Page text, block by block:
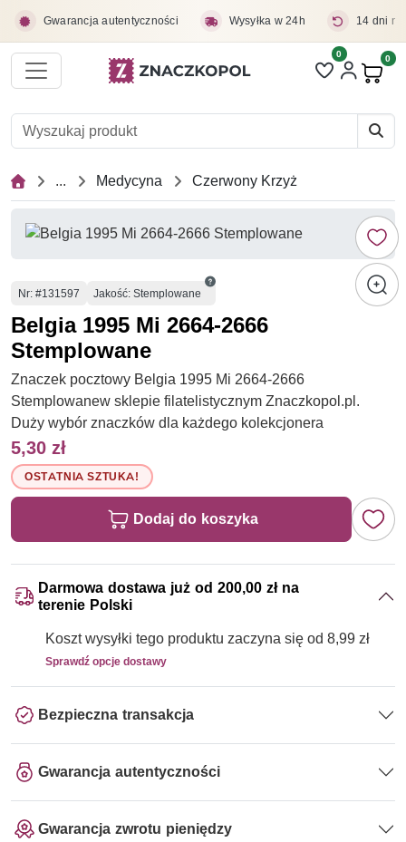
Gwarancja autentyczności Wysyłka w 24h 14 dni
Liczba pozycji
0 0
... Medycyna Czerwony Krzyż
Numer
Nr: #131597 Jakość: Stemplowane
Belgia 1995 Mi 2664-2666
Stemplowane
Znaczek pocztowy Belgia 1995 Mi 2664-2666
Stemplowanew sklepie filatelistycznym Znaczkopol.pl.
Duży wybór znaczków dla każdego kolekcjonera
5,30 zł
OSTATNIA SZTUKA!
Dodaj do koszyka
Darmowa dostawa już od 200,00 zł na
terenie Polski
Koszt wysyłki tego produktu zaczyna się od 8,99 zł
Sprawdź opcje dostawy
Bezpieczna transakcja
Gwarancja autentyczności
Gwarancja zwrotu pieniędzy